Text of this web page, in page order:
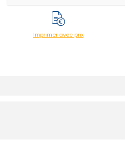
Imprimer avec prix